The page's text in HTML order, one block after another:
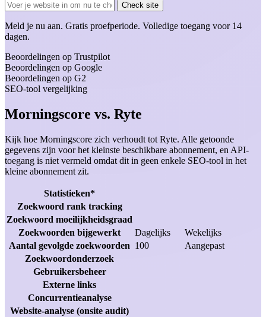
Check site
Meld je nu aan. Gratis proefperiode. Volledige toegang voor 14
dagen.
Beoordelingen op Trustpilot
Beoordelingen op Google
Beoordelingen op G2
SEO-tool vergelijking
Morningscore vs. Ryte
Kijk hoe Morningscore zich verhoudt tot Ryte. Alle getoonde
gegevens zijn voor het kleinste beschikbare abonnement, en API-
toegang is niet vermeld omdat dit in geen enkele SEO-tool in het
kleine abonnement zit.
Statistieken*
Zoekwoord rank tracking
Zoekwoord moeilijkheidsgraad
Zoekwoorden bijgewerkt
Dagelijks
Wekelijks
Aantal gevolgde zoekwoorden 100
Aangepast
Zoekwoordonderzoek
Gebruikersbeheer
Externe links
Concurrentieanalyse
Website-analyse (onsite audit)